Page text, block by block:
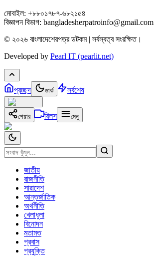
মোবাইল: +৮৮০১৭৮৭-৬৮২১৫৪
বিজ্ঞাপন বিভাগ: bangladesherpatroinfo@gmail.com
© ২০২৬ বাংলাদেশেরপত্র ডটকম | সর্বস্বত্ব সংরক্ষিত।
Developed by Pearl IT (pearlit.net)
প্রচ্ছদ ডার্ক সর্বশেষ
শেয়ার রিলস মেনু
জাতীয়
রাজনীতি
সারাদেশ
আন্তর্জাতিক
অর্থনীতি
খেলাধুলা
বিনোদন
মতামত
প্রবাস
প্রযুক্তি